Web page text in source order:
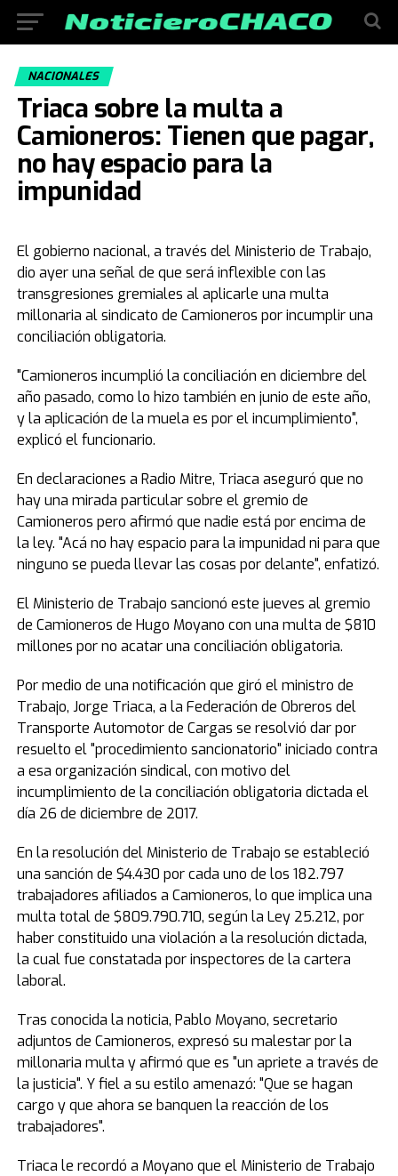
NACIONALES
Triaca sobre la multa a
Camioneros: Tienen que pagar,
no hay espacio para la
impunidad
El gobierno nacional, a través del Ministerio de Trabajo,
dio ayer una señal de que será inflexible con las
transgresiones gremiales al aplicarle una multa
millonaria al sindicato de Camioneros por incumplir una
conciliación obligatoria.
"Camioneros incumplió la conciliación en diciembre del
año pasado, como lo hizo también en junio de este año,
y la aplicación de la muela es por el incumplimiento",
explicó el funcionario.
En declaraciones a Radio Mitre, Triaca aseguró que no
hay una mirada particular sobre el gremio de
Camioneros pero afirmó que nadie está por encima de
la ley. "Acá no hay espacio para la impunidad ni para que
ninguno se pueda llevar las cosas por delante", enfatizó.
El Ministerio de Trabajo sancionó este jueves al gremio
de Camioneros de Hugo Moyano con una multa de $810
millones por no acatar una conciliación obligatoria.
Por medio de una notificación que giró el ministro de
Trabajo, Jorge Triaca, a la Federación de Obreros del
Transporte Automotor de Cargas se resolvió dar por
resuelto el "procedimiento sancionatorio" iniciado contra
a esa organización sindical, con motivo del
incumplimiento de la conciliación obligatoria dictada el
día 26 de diciembre de 2017.
En la resolución del Ministerio de Trabajo se estableció
una sanción de $4.430 por cada uno de los 182.797
trabajadores afiliados a Camioneros, lo que implica una
multa total de $809.790.710, según la Ley 25.212, por
haber constituido una violación a la resolución dictada,
la cual fue constatada por inspectores de la cartera
laboral.
Tras conocida la noticia, Pablo Moyano, secretario
adjuntos de Camioneros, expresó su malestar por la
millonaria multa y afirmó que es "un apriete a través de
la justicia". Y fiel a su estilo amenazó: "Que se hagan
cargo y que ahora se banquen la reacción de los
trabajadores".
Triaca le recordó a Moyano que el Ministerio de Trabajo